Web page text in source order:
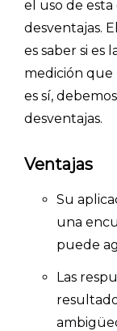
INICIO
PLANTILLAS
BLOG
ACCEDER
el uso de esta
desventajas.
es saber si es
medición que
es sí,
desventajas.
Ventajas
Su
una
puede
Las